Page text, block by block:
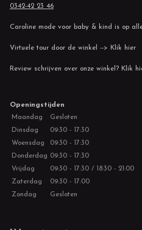
0342-42 23 46
Caroline mode voor baby & kind is op
Virtuele tour door de winkel --> Klik hier
Review schrijven over onze winkel? Klik
Openingstijden
Maandag
Gesloten
Dinsdag
09:30 - 17:30
Woensdag
09:30 - 17:30
Donderdag 09:30 - 17:30
Vrijdag
09:30 - 17:30 / 18:30 - 21:00
Zaterdag
09:30 - 17:00
Zondag
Gesloten